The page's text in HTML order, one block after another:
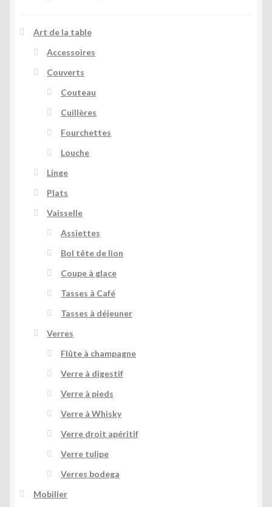
Art de la table
Accessoires
Couverts
Couteau
Cuillères
Fourchettes
Louche
Linge
Plats
Vaisselle
Assiettes
Bol tête de lion
Coupe à glace
Tasses à Café
Tasses à déjeuner
Verres
Flûte à champagne
Verre à digestif
Verre à pieds
Verre à Whisky
Verre droit apéritif
Verre tulipe
Verres bodega
Mobilier